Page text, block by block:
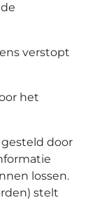
verstopt
het
door
lossen.
stelt